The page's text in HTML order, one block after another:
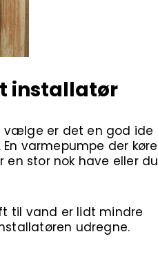
installatør
vælge er det en god ide
varmepumpe der køre
en stor nok have eller du
til vand er lidt mindre
udregne.